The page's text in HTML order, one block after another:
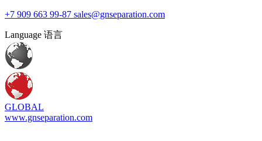
+7 909 663 99-87 sales@gnseparation.com
Language 语言
GLOBAL
www.gnseparation.com